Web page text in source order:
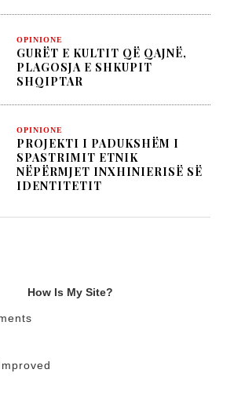
OPINIONE
GURËT E KULTIT QË QAJNË,
PLAGOSJA E SHKUPIT
SHQIPTAR
OPINIONE
PROJEKTI I PADUKSHËM I
SPASTRIMIT ETNIK
NËPËRMJET INXHINIERISË SË
IDENTITETIT
How Is My Site?